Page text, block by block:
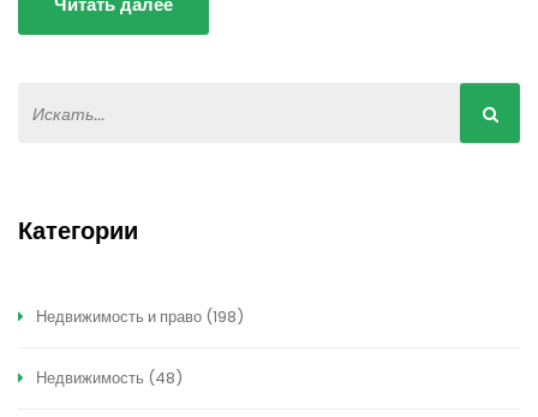
Категории
Недвижимость и право (198)
Недвижимость (48)